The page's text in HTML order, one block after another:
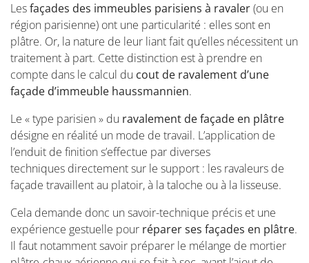
Lesfaçades des immeubles parisiens à ravaler(ou en
région parisienne) ont une particularité : elles sont en
plâtre. Or, la nature de leur liant fait qu’elles nécessitent un
traitement à part. Cette distinction est à prendre en
compte dans le calcul du cout de ravalement d’une
façade d’immeuble haussmannien.
Le « type parisien » du ravalement de façade en plâtre
désigne en réalité un mode de travail. L’application de
l’enduit de finition s’effectue par diverses
techniques directement sur le support : les ravaleurs de
façade travaillent au platoir, à la taloche ou à la lisseuse.
Cela demande donc un savoir-technique précis et une
expérience gestuelle pour réparer ses façades en plâtre.
Il faut notamment savoir préparer le mélange de mortier